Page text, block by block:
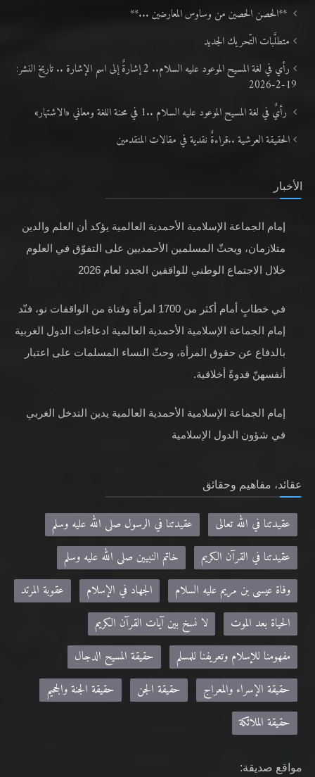
متطلَّبات التّحريك الجديد
رأيٌ في لغة المسيح الموعود عليه السلام ..1 في محنة اللغة ومعاني «الاشتهار»
الحقيقة العرشية ..قراءةٌ نقدية في مقالات المتقدمين
إمام الجماعة الإسلامية الأحمدية العالمية يؤكد أن العلم والدين
متلازمان، ويحثّ المسلمين الأحمديين على التفوّق في العلوم
في خطابٍ أمام أكثر من 1700 امرأة وفتاة من الواقفات نو، فنّد
إمام الجماعة الإسلامية الأحمدية العالمية ادعاءات الدول الغربية
بالدفاع عن حقوق المرأة، وحثّ النساء المسلمات على اعتبار
إمام الجماعة الإسلامية الأحمدية العالمية يدين التدخل الغربي
عقيدتنا في الله تعالى
عقيدتنا في الرسول صلى الله عليه وسلم
عقيدتنا في القرآن الكريم
خاتم النبيين صلى الله عليه وسلم
وفاة عيسى بن مريم عليه السلام
الجهاد في الإسلام
الحياة بعد الموت
لا نسخ بين آيات القرآن الكريم
مفهومنا للإسلام وتعريفنا للمسلم
حقيقة المسيح الدجال
حقيقة الإسراء والمعراج
حقيقة الجن
حقيقة الجنة والجحيم
حقيقة الملائكة
مواقع صديقة:
Khilafa.net - موقع حضرة مرزا مسرور أحمد نصره الله